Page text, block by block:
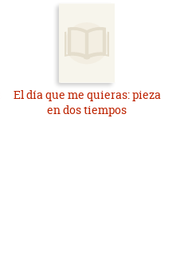
El día que me quieras: pieza
en dos tiempos